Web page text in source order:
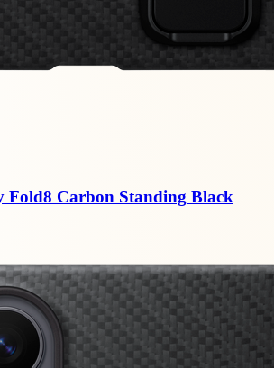
Fold8 Carbon Standing Black